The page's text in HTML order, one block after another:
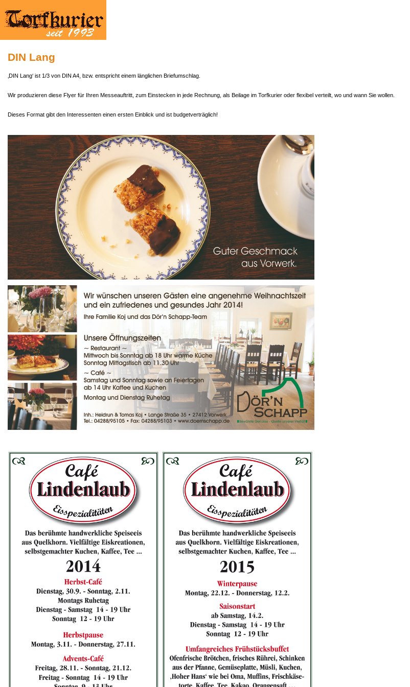
DIN Lang
‚DIN Lang‘ ist 1/3 von DIN A4, bzw. entspricht einem länglichen Briefumschlag.
Wir produzieren diese Flyer für Ihren Messeauftritt, zum Einstecken in jede Rechnung, als Beilage im Torfkurier oder flexibel verteilt, wo und wann Sie wollen.
Dieses Format gibt den Interessenten einen ersten Einblick und ist budgetverträglich!